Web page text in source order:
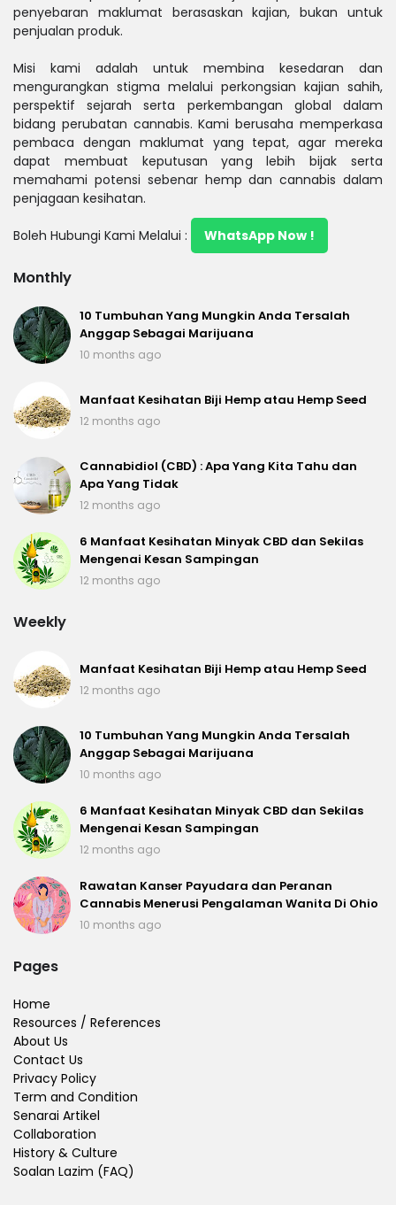
penyebaran maklumat berasaskan kajian, bukan untuk
penjualan produk.
Misi kami adalah untuk membina kesedaran dan
mengurangkan stigma melalui perkongsian kajian sahih,
perspektif sejarah serta perkembangan global dalam
bidang perubatan cannabis. Kami berusaha memperkasa
pembaca dengan maklumat yang tepat, agar mereka
dapat membuat keputusan yang lebih bijak serta
memahami potensi sebenar hemp dan cannabis dalam
penjagaan kesihatan.
Boleh Hubungi Kami Melalui : WhatsApp Now !
Monthly
10 Tumbuhan Yang Mungkin Anda Tersalah
Anggap Sebagai Marijuana
10 months ago
Manfaat Kesihatan Biji Hemp atau Hemp Seed
12 months ago
Cannabidiol (CBD) : Apa Yang Kita Tahu dan
Apa Yang Tidak
12 months ago
6 Manfaat Kesihatan Minyak CBD dan Sekilas
Mengenai Kesan Sampingan
12 months ago
Weekly
Manfaat Kesihatan Biji Hemp atau Hemp Seed
12 months ago
10 Tumbuhan Yang Mungkin Anda Tersalah
Anggap Sebagai Marijuana
10 months ago
6 Manfaat Kesihatan Minyak CBD dan Sekilas
Mengenai Kesan Sampingan
12 months ago
Rawatan Kanser Payudara dan Peranan
Cannabis Menerusi Pengalaman Wanita Di Ohio
10 months ago
Pages
Home
Resources / References
About Us
Contact Us
Privacy Policy
Term and Condition
Senarai Artikel
Collaboration
History & Culture
Soalan Lazim (FAQ)